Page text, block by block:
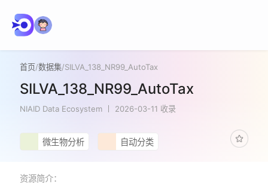
首页/数据集/SILVA_138_NR99_AutoTax
SILVA_138_NR99_AutoTax
NIAID Data Ecosystem 2026-03-11 收录
微生物分析 自动分类
资源简介：